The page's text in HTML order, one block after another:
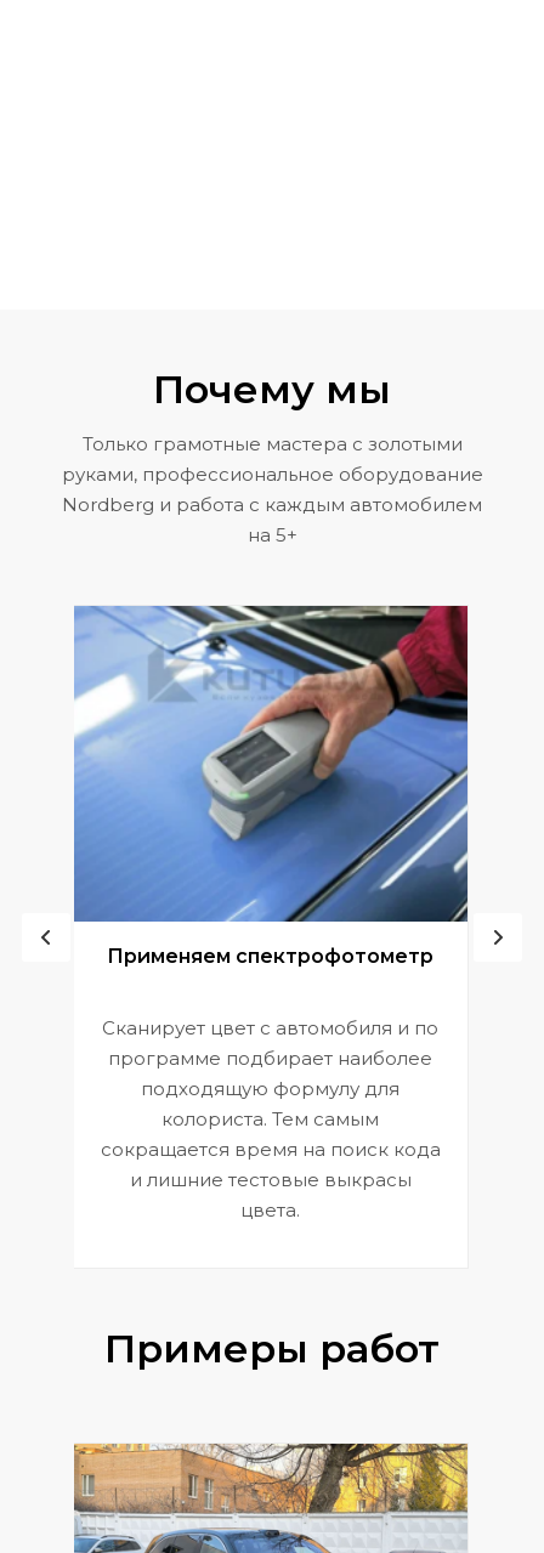
Почему мы
Только грамотные мастера с золотыми
руками, профессиональное оборудование
Nordberg и работа с каждым автомобилем
на 5+
Применяем спектрофотометр
Сканирует цвет с автомобиля и по
программе подбирает наиболее
подходящую формулу для
колориста. Тем самым
сокращается время на поиск кода
и лишние тестовые выкрасы
цвета.
Примеры работ